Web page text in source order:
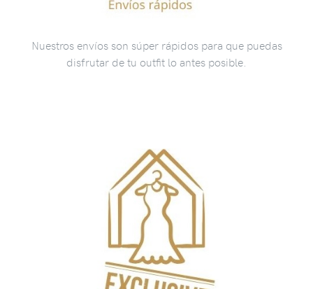
Nuestros envíos son súper rápidos para que puedas
disfrutar de tu outfit lo antes posible.